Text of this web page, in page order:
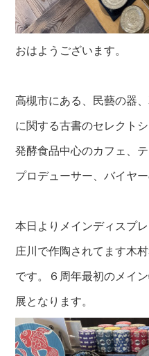
おはようございます。
高槻市にある、民藝の器
に関する古書のセレクト
発酵食品中心のカフェ、
プロデューサー、バイヤー
本日よりメインディスプ
庄川で作陶されてます木
です。６周年最初のメイ
展となります。